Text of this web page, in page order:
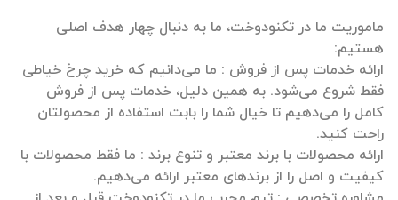
ماموریت ما در تکنودوخت، ما به دنبال چهار هدف اصلی
ارائه خدمات پس از فروش : ما می‌دانیم که خرید چرخ خیاطی
فقط شروع می‌شود. به همین دلیل، خدمات پس از فروش
کامل را می‌دهیم تا خیال شما را بابت استفاده از محصولتان
ارائه محصولات با برند معتبر و تنوع برند : ما فقط محصولات با